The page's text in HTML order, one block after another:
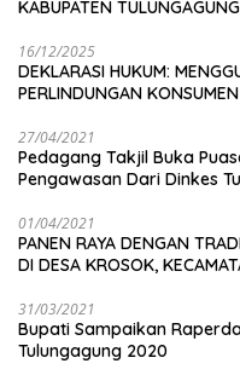
KABUPATEN TULUNGAGUNG
16/12/2025
DEKLARASI HUKUM:
PERLINDUNGAN
27/04/2021
Pedagang Takjil Buka
Pengawasan Dari Dinkes
01/04/2021
PANEN RAYA DENGAN
DI DESA KROSOK,
31/03/2021
Bupati Sampaikan
Tulungagung 2020